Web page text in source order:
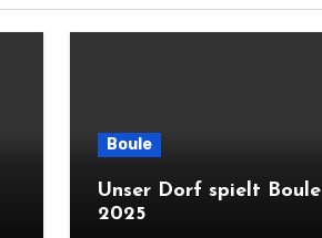
Boule
Unser Dorf spielt Boule
2025